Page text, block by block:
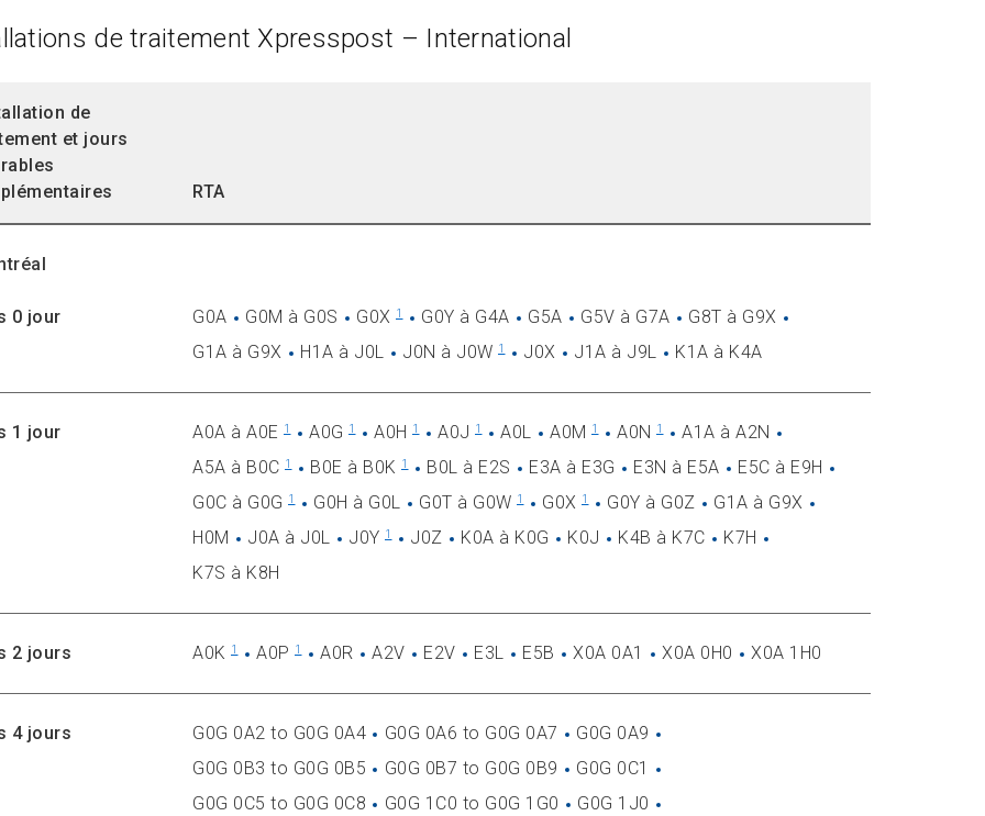
de traitement Xpresspost – International
de
et jours
RTA
0 jour G0A G0M à G0S G0X 1 G0Y à G4A G5A G5V à G7A
G8T à G9X
G1A à G9X
H1A à J0L J0N à J0W 1 J0X J1A à J9L K1A à K4A
1 jour A0A à A0E 1 A0G 1 A0H 1 A0J 1 A0L A0M 1 A0N 1
A1A à A2N
A5A à B0C 1 B0E à B0K 1 B0L à E2S E3A à E3G E3N à E5A
E5C à E9H
G0C à G0G
1 G0H à G0L G0T à G0W 1 G0X 1 G0Y à G0Z
G1A à G9X
H0M
J0A à J0L J0Y 1 J0Z K0A à K0G K0J K4B à K7C
K7H
K7S à K8H
2 jours A0K 1 A0P 1 A0R A2V E2V E3L E5B X0A 0A1 X0A 0H0 X0A 1H0
4 jours G0G 0A2 to G0G 0A4 G0G 0A6 to G0G 0A7
G0G 0A9
G0G 0B3 to G0G 0B5
G0G 0B7 to G0G 0B9
G0G 0C1
G0G 0C5 to G0G 0C8
G0G 1C0 to G0G 1G0
G0G 1J0